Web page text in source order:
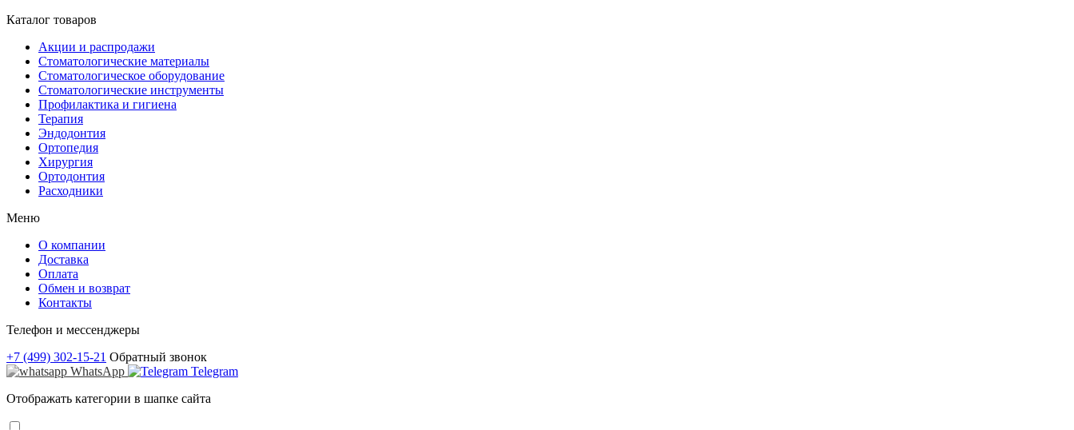
Каталог товаров
Акции и распродажи
Стоматологические материалы
Стоматологическое оборудование
Стоматологические инструменты
Профилактика и гигиена
Терапия
Эндодонтия
Ортопедия
Хирургия
Ортодонтия
Расходники
Меню
О компании
Доставка
Оплата
Обмен и возврат
Контакты
Телефон и мессенджеры
+7 (499) 302-15-21 Обратный звонок
WhatsApp
Telegram
Отображать категории в шапке сайта